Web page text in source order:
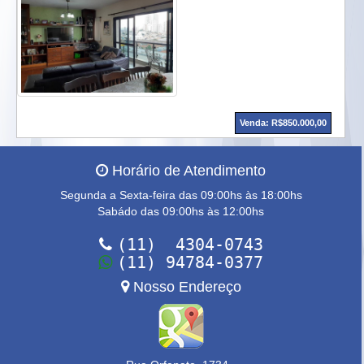
Venda: R$850.000,00
Horário de Atendimento
Segunda a Sexta-feira das 09:00hs às 18:00hs
Sabádo das 09:00hs às 12:00hs
(11) 4304-0743
(11) 94784-0377
Nosso Endereço